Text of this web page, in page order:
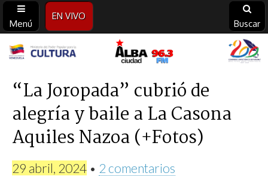
Menú
EN VIVO
Buscar
Alba
Ciudad
96.3
FM
“La Joropada” cubrió de
alegría y baile a La Casona
Aquiles Nazoa (+Fotos)
29 abril, 2024 • 2 comentarios